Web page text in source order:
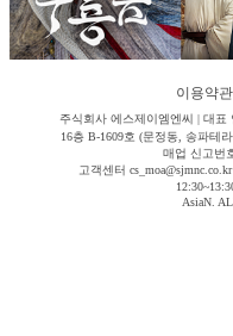
이용약관
주식회사 에스제이엠엔씨 | 대표
16층 B-1609호 (문정동, 송파테
매업 신고번
고객센터
AsiaN.